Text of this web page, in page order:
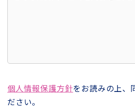
個人情報保護方針をお読みの上、
ださい。